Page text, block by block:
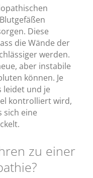
Diese
die Wände der
werden.
aber instabile
können. Je
leidet und je
kontrolliert wird,
sich eine
zu einer